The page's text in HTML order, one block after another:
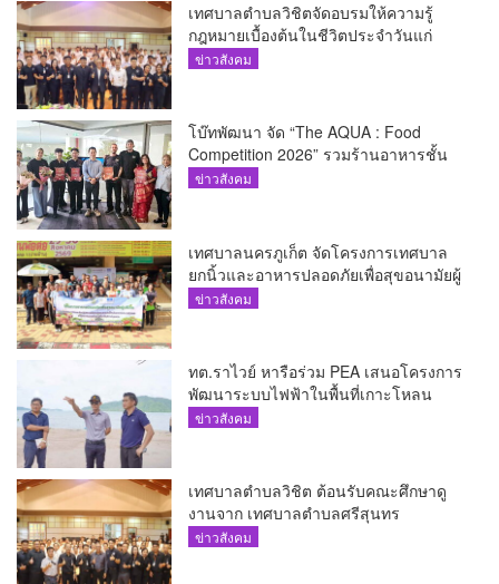
เทศบาลตำบลวิชิตจัดอบรมให้ความรู้
กฎหมายเบื้องต้นในชีวิตประจำวันแก่
เยาวชน
ข่าวสังคม
โบ๊ทพัฒนา จัด “The AQUA : Food
Competition 2026” รวมร้านอาหารชั้น
นำของ The Shopps at The AQUA ชู
ข่าวสังคม
เทศบาลนครภูเก็ต จัดโครงการเทศบาล
ยกนิ้วและอาหารปลอดภัยเพื่อสุขอนามัยผู้
บริโภค
ข่าวสังคม
ทต.ราไวย์ หารือร่วม PEA เสนอโครงการ
พัฒนาระบบไฟฟ้าในพื้นที่เกาะโหลน
ข่าวสังคม
เทศบาลตำบลวิชิต ต้อนรับคณะศึกษาดู
งานจาก เทศบาลตำบลศรีสุนทร
ข่าวสังคม